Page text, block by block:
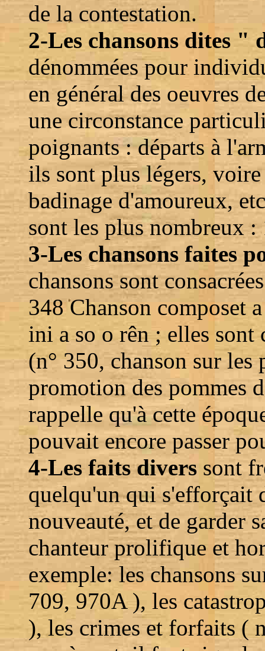
de la contestation.
2-Les chansons dites "
dénommées pour
en général des oeuvres
une circonstance
poignants : départs à
ils sont plus légers,
badinage d'amoureux,
sont les plus nombreux :
3-Les chansons faites
chansons sont
348 Chanson composet
ini a so o rên ; elles sont
(n° 350, chanson sur
promotion des pommes
rappelle qu'à cette
pouvait encore passer
4-Les faits divers sont
quelqu'un qui s'efforçait
nouveauté, et de garder
chanteur prolifique et
exemple: les chansons
709, 970A ), les
), les crimes et forfaits (